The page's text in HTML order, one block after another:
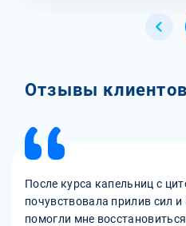
Отзывы
После курса капельниц с
почувствовала прилив сил
помогли мне